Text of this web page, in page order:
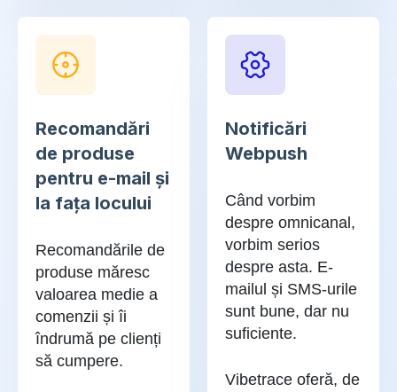
Recomandări
de produse
pentru e-mail și
la fața locului
Recomandările de
produse măresc
valoarea medie a
comenzii și îi
îndrumă pe clienți
să cumpere.
Notificări
Webpush
Când vorbim
despre omnicanal,
vorbim serios
despre asta. E-
mailul și SMS-urile
sunt bune, dar nu
suficiente.
Vibetrace oferă, de